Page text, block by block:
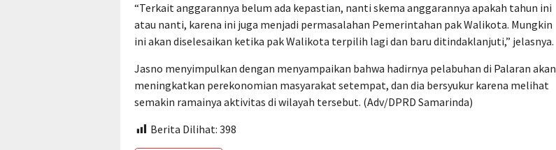
“Terkait anggarannya belum ada kepastian, nanti skema anggarannya apakah tahun ini
atau nanti, karena ini juga menjadi permasalahan Pemerintahan pak Walikota. Mungkin
ini akan diselesaikan ketika pak Walikota terpilih lagi dan baru ditindaklanjuti,” jelasnya.
Jasno menyimpulkan dengan menyampaikan bahwa hadirnya pelabuhan di Palaran akan
meningkatkan perekonomian masyarakat setempat, dan dia bersyukur karena melihat
semakin ramainya aktivitas di wilayah tersebut. (Adv/DPRD Samarinda)
Berita Dilihat: 398